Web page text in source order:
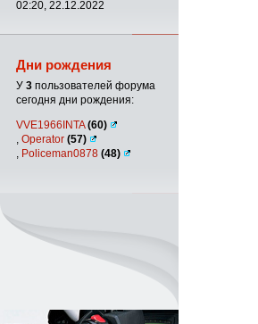
02:20, 22.12.2022
Дни рождения
У 3 пользователей форума
сегодня дни рождения:
VVE1966INTA(60)
Operator (57)
Policeman0878 (48)